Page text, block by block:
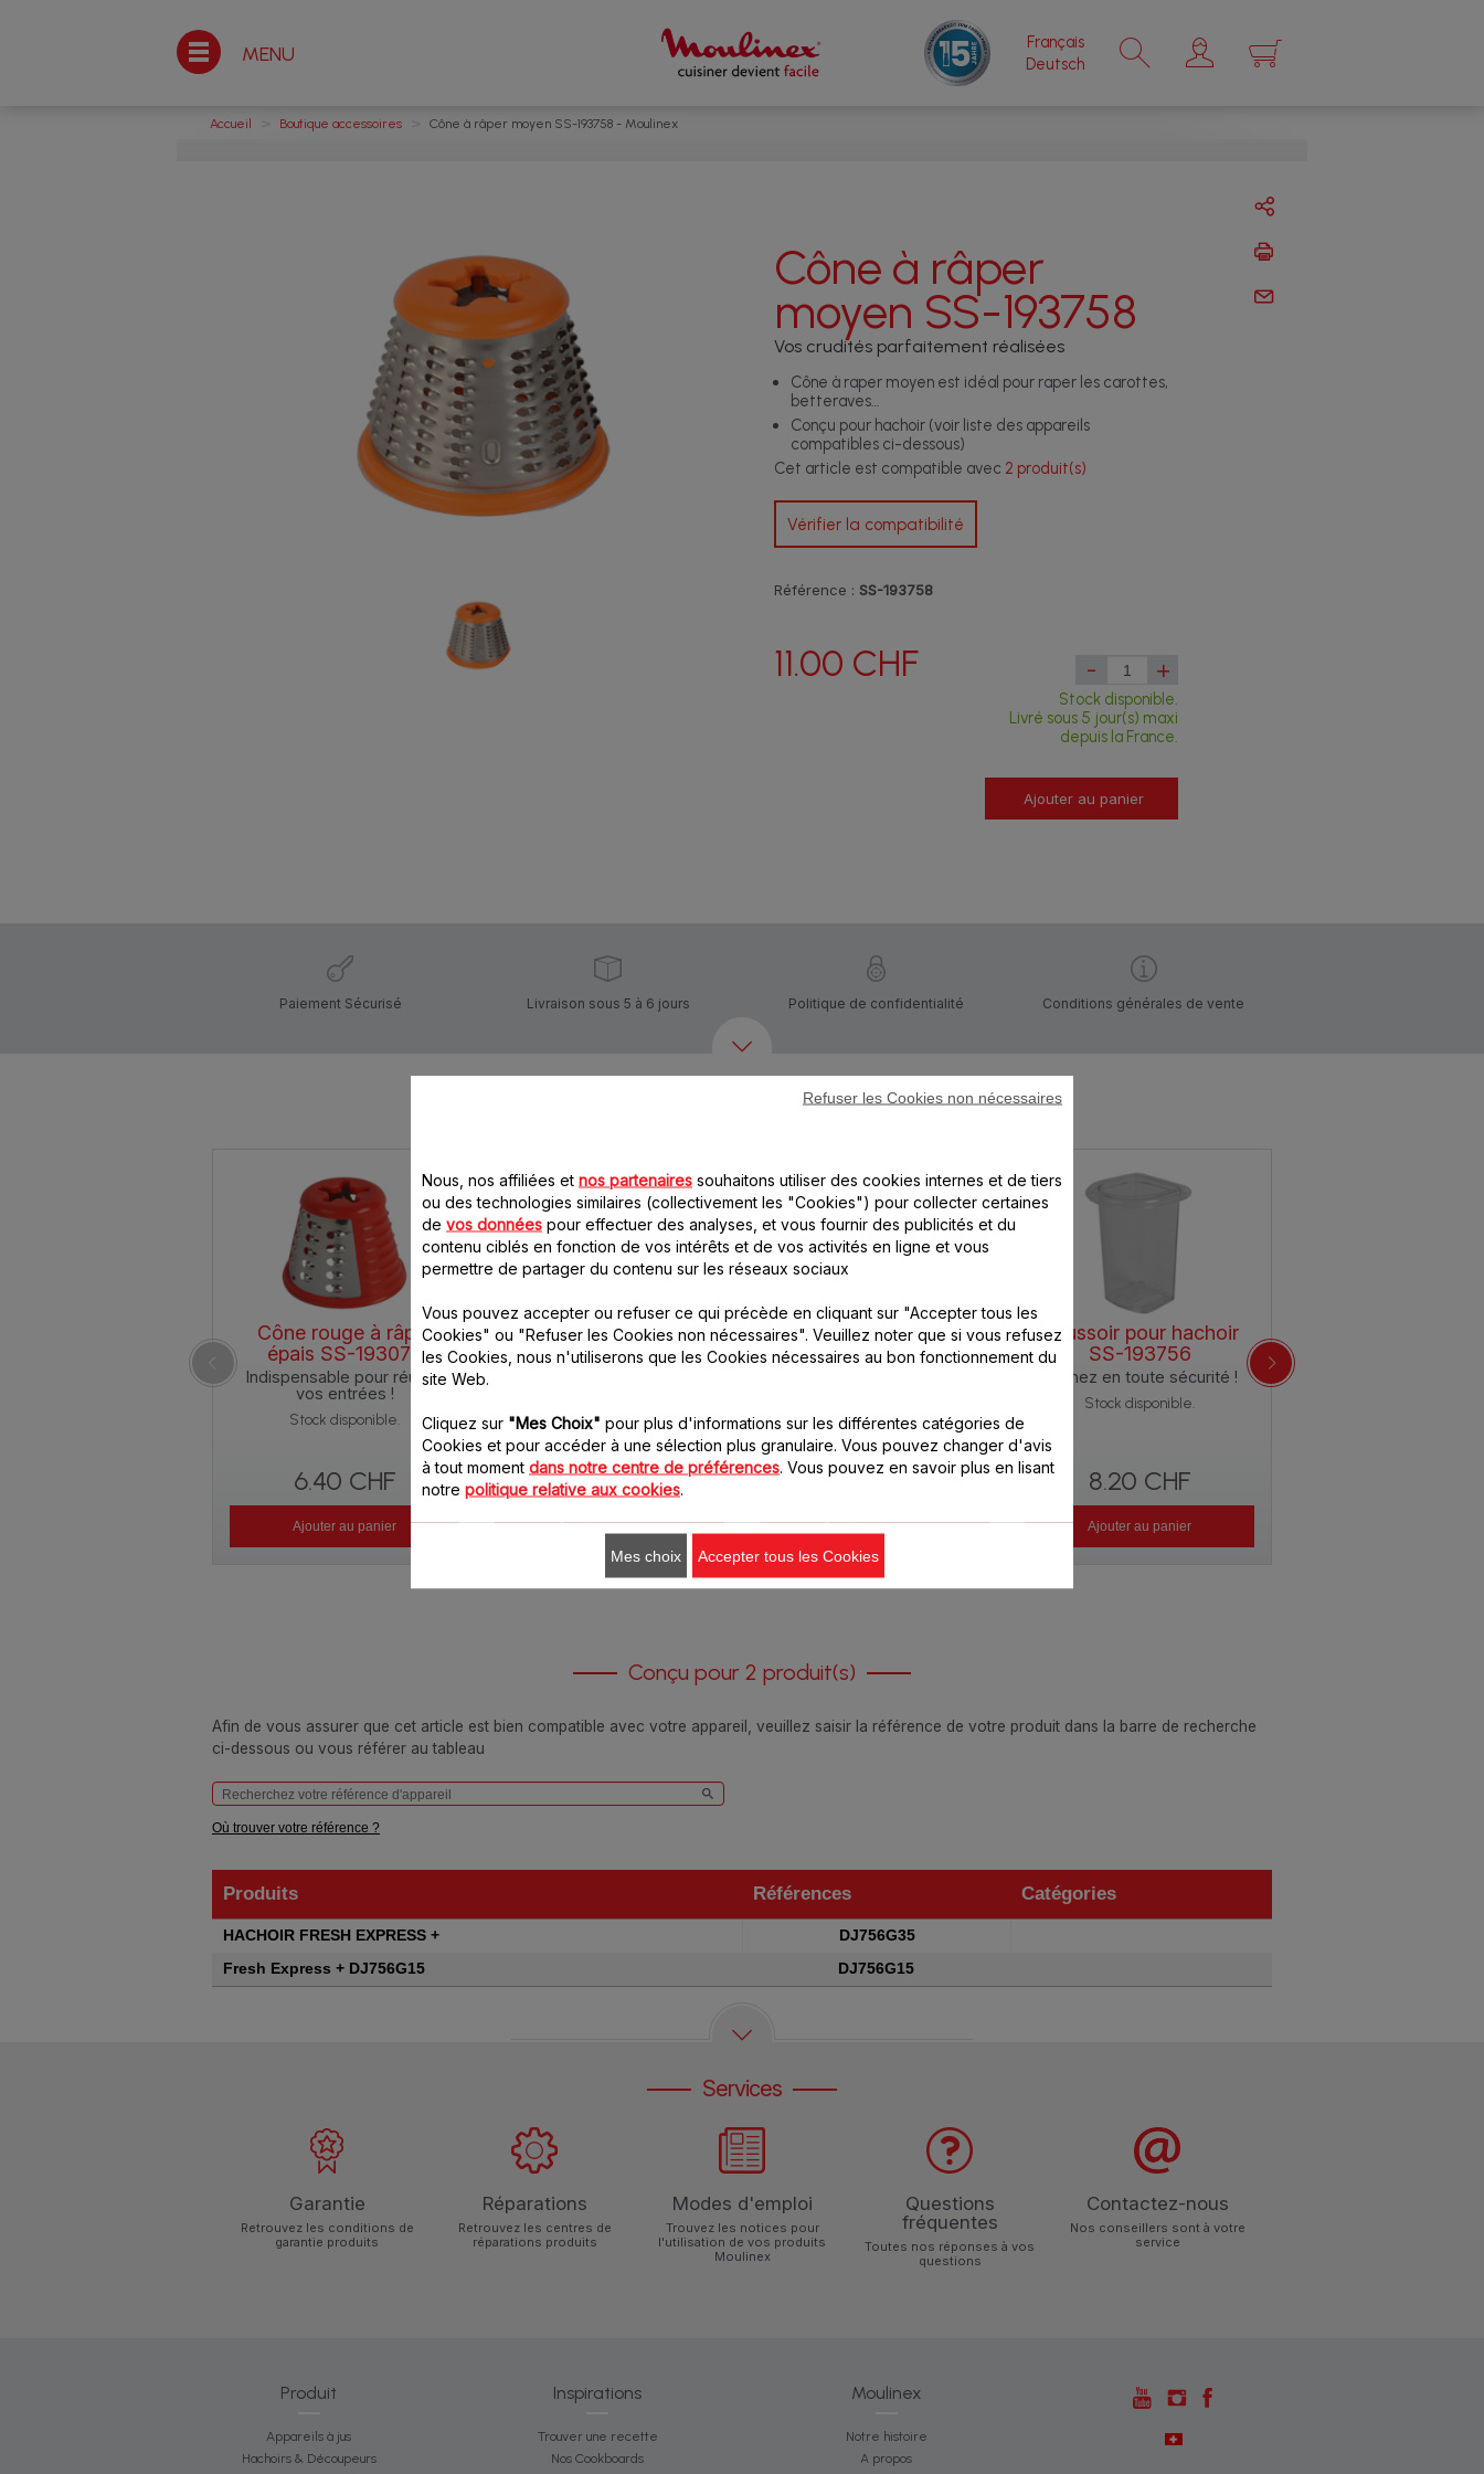
MENU
Français
Deutsch
×
Accueil > Boutique accessoires Cône à râper moyen SS-193758 - Moulinex
Cône à râper
moyen SS-193758
Vos crudités parfaitement réalisées
Cône à raper moyen est idéal pour raper les carottes,
betteraves…
Conçu pour hachoir (voir liste des appareils
compatibles ci-dessous)
Cet article est compatible avec 2 produit(s)
Vérifier la compatibilité
Référence : SS-193758
11.00 CHF - +
Stock disponible.
Livré sous 5 jour(s) maxi
depuis la France.
Ajouter au panier
Paiement Sécurisé Livraison sous 5 à 6 jours Politique de confidentialité Conditions générales de vente
Autre(s) accessoire(s) recommandé(s)
Cône rouge à râper
épais SS-193076
Indispensable pour réussir
vos entrées !
Stock disponible.
6.40 CHF
Ajouter au panier
Cône à émincer vert
SS-193079
Stock disponible.
8.20 CHF
Ajouter au panier
Râpe à pommes de
terre SS-193625
Stock disponible.
10.10 CHF
Ajouter au panier
Poussoir pour hachoir
SS-193756
Hachez en toute sécurité !
Stock disponible.
8.20 CHF
Ajouter au panier
Conçu pour 2 produit(s)
Afin de vous assurer que cet article est bien compatible avec votre appareil, veuillez saisir la référence de votre produit dans la barre de recherche
ci-dessous ou vous référer au tableau
Où trouver votre référence ?
Produits Références
Catégories
Produits
Références
HACHOIR FRESH EXPRESS +
DJ756G35
Fresh Express + DJ756G15
DJ756G15
Services
Garantie
Retrouvez les conditions de
garantie produits
Réparations
Retrouvez les centres de
réparations produits
Modes d'emploi
Trouvez les notices pour
l'utilisation de vos produits
Moulinex
Questions
fréquentes
Toutes nos réponses à vos
questions
Contactez-nous
Nos conseillers sont à votre
service
Produit
Appareils à jus
Hachoirs & Découpeurs
Inspirations
Trouver une recette
Nos Cookboards
Moulinex
Notre histoire
A propos
Nous, nos affiliées et nos partenaires souhaitons utiliser des cookies internes et de tiers
ou des technologies similaires (collectivement les "Cookies") pour collecter certaines
de vos données pour effectuer des analyses, et vous fournir des publicités et du
contenu ciblés en fonction de vos intérêts et de vos activités en ligne et vous
permettre de partager du contenu sur les réseaux sociaux
Vous pouvez accepter ou refuser ce qui précède en cliquant sur "Accepter tous les
Cookies" ou "Refuser les Cookies non nécessaires". Veuillez noter que si vous refusez
les Cookies, nous n'utiliserons que les Cookies nécessaires au bon fonctionnement du
site Web.
Cliquez sur "Mes Choix" pour plus d'informations sur les différentes catégories de
Cookies et pour accéder à une sélection plus granulaire. Vous pouvez changer d'avis
à tout moment dans notre centre de préférences. Vous pouvez en savoir plus en lisant
notre politique relative aux cookies.
Refuser les Cookies non nécessaires
Mes choix Accepter tous les Cookies